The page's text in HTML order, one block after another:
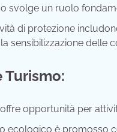
svolge un ruolo
di protezione
sensibilizzazione delle
Turismo:
opportunità per
ecologico è promosso